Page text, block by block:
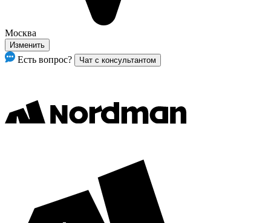
Москва
Изменить
Есть вопрос? Чат с консультантом